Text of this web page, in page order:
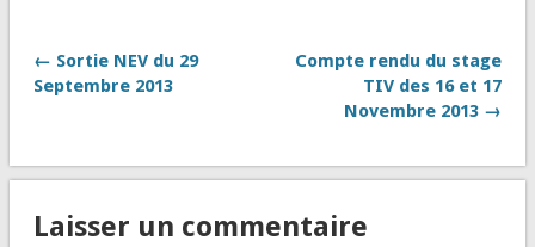
← Sortie NEV du 29
Septembre 2013
Compte rendu du stage
TIV des 16 et 17
Novembre 2013 →
Laisser un commentaire